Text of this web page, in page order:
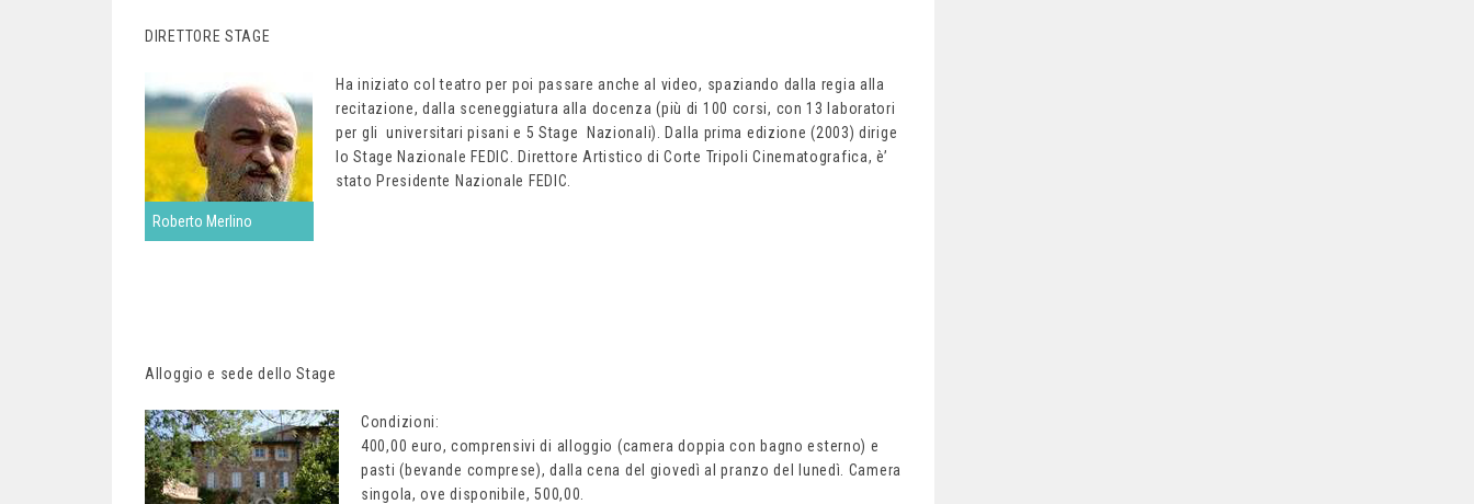
DIRETTORE STAGE
Roberto Merlino
Ha iniziato col teatro per poi passare anche al video, spaziando dalla regia alla
recitazione, dalla sceneggiatura alla docenza (più di 100 corsi, con 13 laboratori
per gli universitari pisani e 5 Stage Nazionali). Dalla prima edizione (2003) dirige
lo Stage Nazionale FEDIC. Direttore Artistico di Corte Tripoli Cinematografica, è’
stato Presidente Nazionale FEDIC.
Alloggio e sede dello Stage
Condizioni:
400,00 euro, comprensivi di alloggio (camera doppia con bagno esterno) e
pasti (bevande comprese), dalla cena del giovedì al pranzo del lunedì. Camera
singola, ove disponibile, 500,00.